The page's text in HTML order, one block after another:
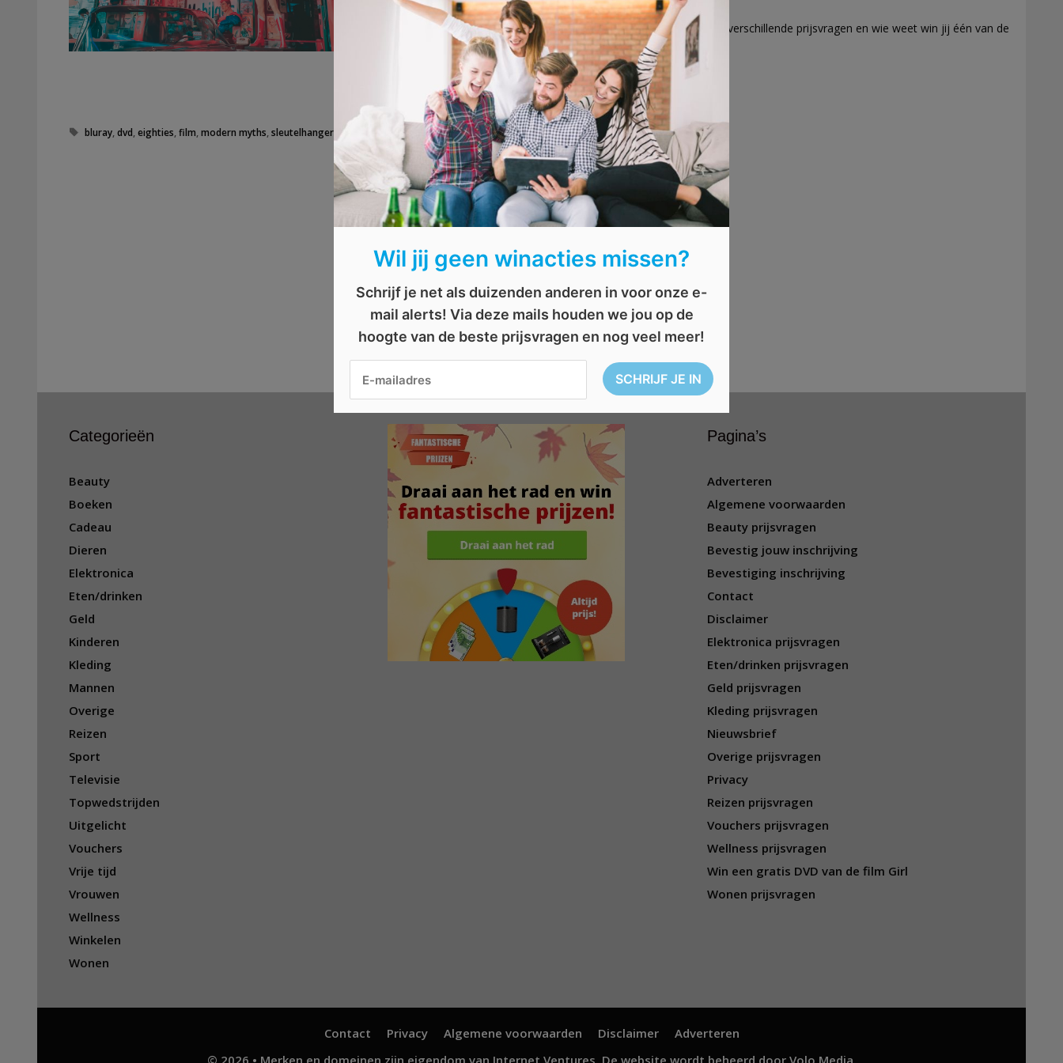
Wil jij deze leuke prijzen winnen? Beantwoord dan snel de drie verschillende prijsvragen en wie weet win jij één van de
Tags
bluray,dvd,eighties,film,modern myths,sleutelhanger video warner bros ,wedstrijd,winactie,wonder woman,wonder woman 1984
Categorieën
Beauty
Boeken
Cadeau
Dieren
Elektronica
Eten/drinken
Geld
Kinderen
Kleding
Mannen
Overige
Reizen
Sport
Televisie
Topwedstrijden
Uitgelicht
Vouchers
Vrije tijd
Vrouwen
Wellness
Winkelen
Wonen
Pagina’s
Adverteren
Algemene voorwaarden
Beauty prijsvragen
Bevestig jouw inschrijving
Bevestiging inschrijving
Contact
Disclaimer
Elektronica prijsvragen
Eten/drinken prijsvragen
Geld prijsvragen
Kleding prijsvragen
Nieuwsbrief
Overige prijsvragen
Privacy
Reizen prijsvragen
Vouchers prijsvragen
Wellness prijsvragen
Win een gratis DVD van de film Girl
Wonen prijsvragen
Contact Privacy Algemene voorwaarden Disclaimer
Adverteren
Wil jij geen winacties missen?
Schrijf je net als duizenden anderen in voor onze e-
mail alerts! Via deze mails houden we jou op de
hoogte van de beste prijsvragen en nog veel meer!